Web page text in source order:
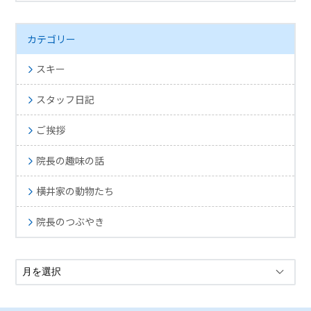
カテゴリー
スキー
スタッフ日記
ご挨拶
院長の趣味の話
横井家の動物たち
院長のつぶやき